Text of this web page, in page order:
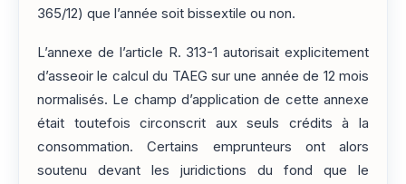
365/12) que l’année soit bissextile ou non.
L’annexe de l’article R. 313-1 autorisait explicitement
d’asseoir le calcul du TAEG sur une année de 12 mois
normalisés. Le champ d’application de cette annexe
était toutefois circonscrit aux seuls crédits à la
consommation. Certains emprunteurs ont alors
soutenu devant les juridictions du fond que le